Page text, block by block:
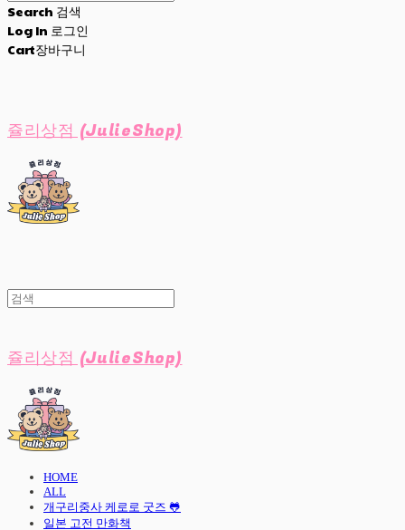
Search 검색
Log In 로그인
Cart장바구니
쥴리상점 (JulieShop)
쥴리상점 (JulieShop)
HOME
ALL
개구리중사 케로로 굿즈 🐸
일본 고전 만화책